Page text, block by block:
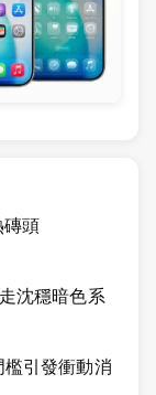
頭
沈穩暗色系
引發衝動消